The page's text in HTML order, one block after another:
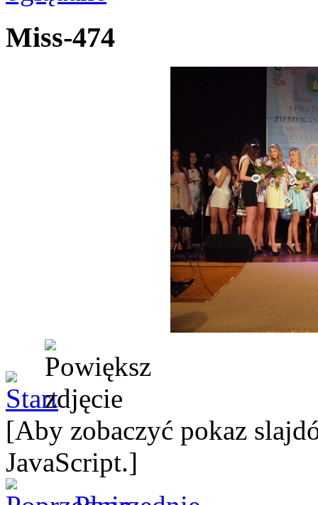
Miss-474
[Aby zobaczyć pokaz
JavaScript.]